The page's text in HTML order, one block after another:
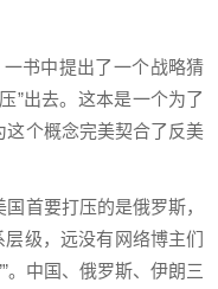
书中提出了一个战略猜
”出去。这本是一个为了
个概念完美契合了反美
首要打压的是俄罗斯，
级，远没有网络博主们
。中国、俄罗斯、伊朗三